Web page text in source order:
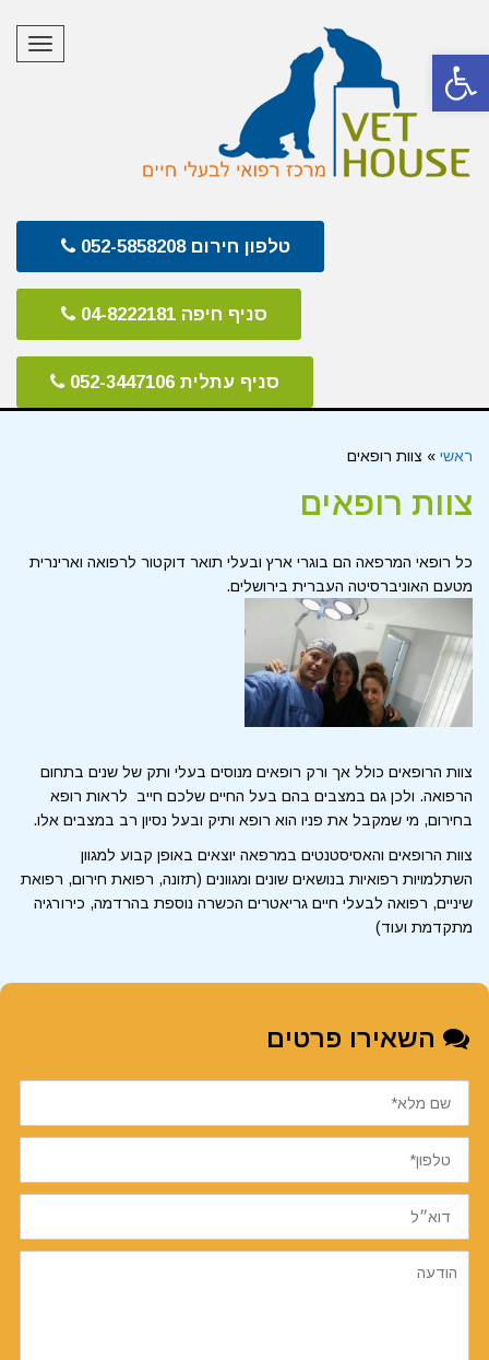
פתח סרגל נגישות
טלפון חירום 052-5858208
סניף חיפה 04-8222181
סניף עתלית 052-3447106
ראשי » צוות רופאים
צוות רופאים
כל רופאי המרפאה הם בוגרי ארץ ובעלי תואר דוקטור לרפואה וארינרית
מטעם האוניברסיטה העברית בירושלים.
צוות הרופאים כולל אך ורק רופאים מנוסים בעלי ותק של שנים בתחום
הרפואה. ולכן גם במצבים בהם בעל החיים שלכם חייב לראות רופא
בחירום, מי שמקבל את פניו הוא רופא ותיק ובעל נסיון רב במצבים אלו.
צוות הרופאים והאסיסטנטים במרפאה יוצאים באופן קבוע למגוון
השתלמויות רפואיות בנושאים שונים ומגוונים (תזונה, רפואת חירום, רפואת
שיניים, רפואה לבעלי חיים גריאטרים הכשרה נוספת בהרדמה, כירורגיה
מתקדמת ועוד)
השאירו פרטים
שם
מלא
טלפון
דוא״ל
הודעה